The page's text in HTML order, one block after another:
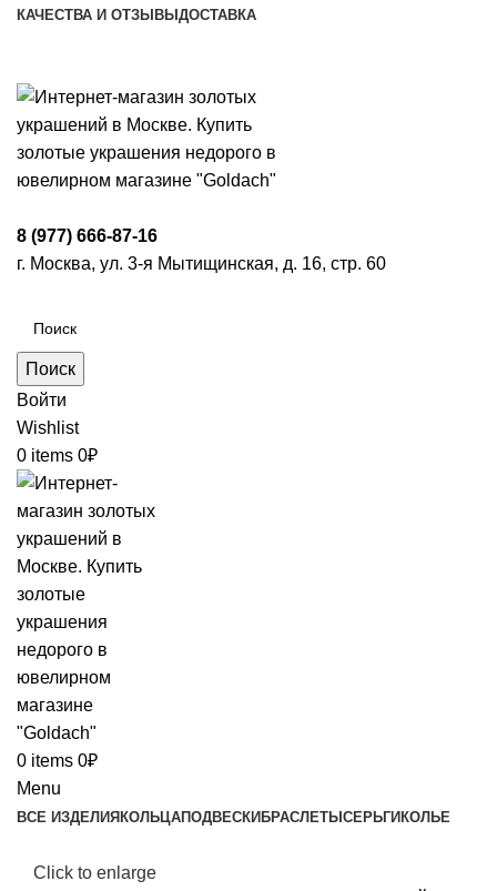
КАЧЕСТВА И ОТЗЫВЫ ДОСТАВКА
8 (977) 666-87-16
г. Москва, ул. 3-я Мытищинская, д. 16, стр. 60
Поиск
Войти
Wishlist
0 items 0₽
0 items 0₽
Menu
ВСЕ ИЗДЕЛИЯ КОЛЬЦАПОДВЕСКИ БРАСЛЕТЫ СЕРЬГИ КОЛЬЕ
Click to enlarge